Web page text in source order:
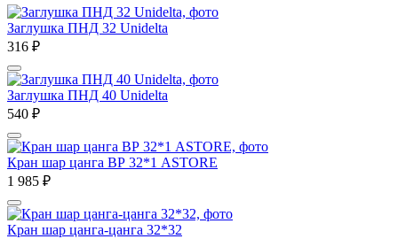
Заглушка ПНД 32 Unidelta
316 ₽
Заглушка ПНД 40 Unidelta
540 ₽
Кран шар цанга ВР 32*1 ASTORE
1 985 ₽
Кран шар цанга-цанга 32*32